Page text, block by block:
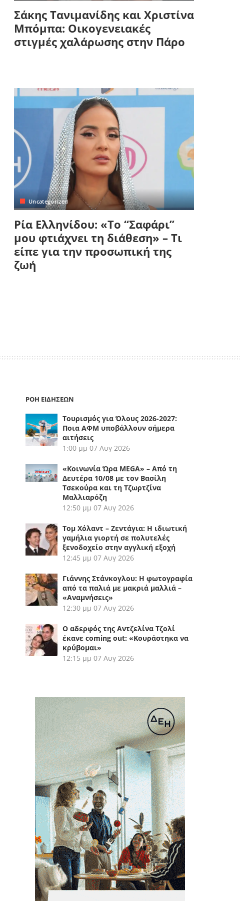
Σάκης Τανιμανίδης και Χριστίνα
Μπόμπα: Οικογενειακές
στιγμές χαλάρωσης στην Πάρο
Uncategorized
Ρία Ελληνίδου: «Το “Σαφάρι”
μου φτιάχνει τη διάθεση» – Τι
είπε για την προσωπική της
ζωή
ΡΟΗ ΕΙΔΗΣΕΩΝ
Τουρισμός για Όλους 2026-2027:
Ποια ΑΦΜ υποβάλλουν σήμερα
αιτήσεις
1:00 μμ 07 Αυγ 2026
«Κοινωνία Ώρα MEGA» – Από τη
Δευτέρα 10/08 με τον Βασίλη
Τσεκούρα και τη Τζωρτζίνα
Μαλλιαρόζη
12:50 μμ 07 Αυγ 2026
Τομ Χόλαντ – Ζεντάγια: Η ιδιωτική
γαμήλια γιορτή σε πολυτελές
ξενοδοχείο στην αγγλική εξοχή
12:45 μμ 07 Αυγ 2026
Γιάννης Στάνκογλου: Η φωτογραφία
από τα παλιά με μακριά μαλλιά –
«Αναμνήσεις»
12:30 μμ 07 Αυγ 2026
Ο αδερφός της Αντζελίνα Τζολί
έκανε coming out: «Κουράστηκα να
κρύβομαι»
12:15 μμ 07 Αυγ 2026